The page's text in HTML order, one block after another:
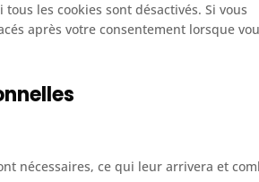
les cookies sont désactivés. Si vous
après votre consentement lorsque
nécessaires, ce qui leur arrivera et